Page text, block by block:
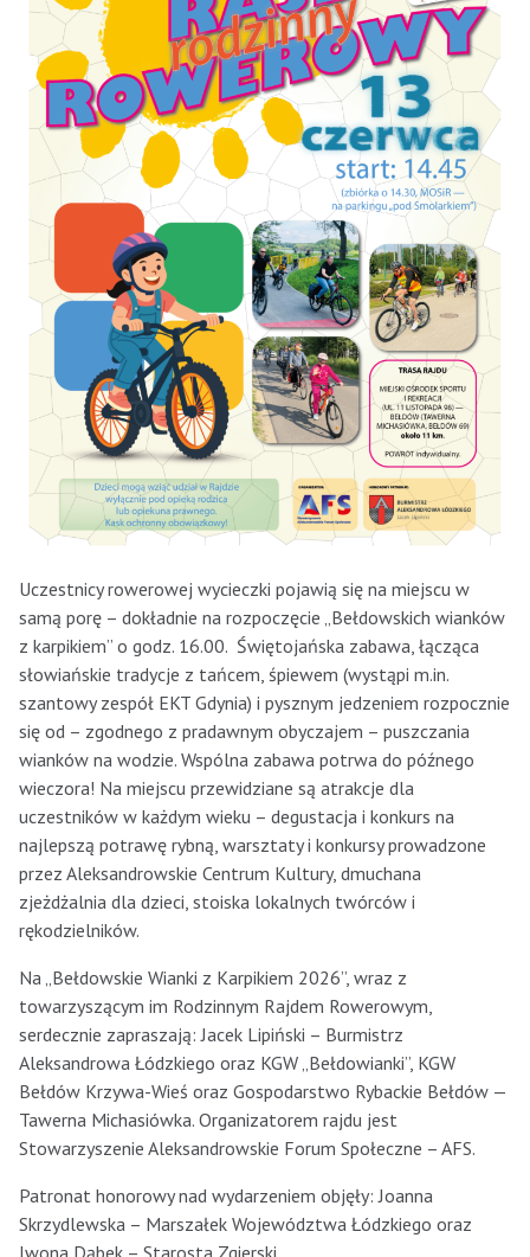
Uczestnicy rowerowej wycieczki pojawią się na miejscu w
samą porę – dokładnie na rozpoczęcie „Bełdowskich wianków
z karpikiem” o godz. 16.00. Świętojańska zabawa, łącząca
słowiańskie tradycje z tańcem, śpiewem (wystąpi m.in.
szantowy zespół EKT Gdynia) i pysznym jedzeniem rozpocznie
się od – zgodnego z pradawnym obyczajem – puszczania
wianków na wodzie. Wspólna zabawa potrwa do późnego
wieczora! Na miejscu przewidziane są atrakcje dla
uczestników w każdym wieku – degustacja i konkurs na
najlepszą potrawę rybną, warsztaty i konkursy prowadzone
przez Aleksandrowskie Centrum Kultury, dmuchana
zjeżdżalnia dla dzieci, stoiska lokalnych twórców i
rękodzielników.
Na „Bełdowskie Wianki z Karpikiem 2026”, wraz z
towarzyszącym im Rodzinnym Rajdem Rowerowym,
serdecznie zapraszają: Jacek Lipiński – Burmistrz
Aleksandrowa Łódzkiego oraz KGW „Bełdowianki”, KGW
Bełdów Krzywa-Wieś oraz Gospodarstwo Rybackie Bełdów —
Tawerna Michasiówka. Organizatorem rajdu jest
Stowarzyszenie Aleksandrowskie Forum Społeczne – AFS.
Patronat honorowy nad wydarzeniem objęły: Joanna
Skrzydlewska – Marszałek Województwa Łódzkiego oraz